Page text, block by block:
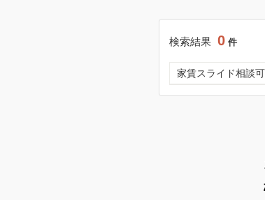
検索結果 0 件
家賃スライド相談